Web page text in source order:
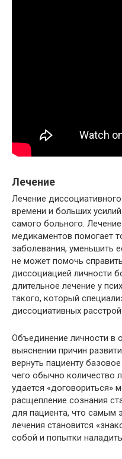
Лечение
Лечение
времени и больших
самого больного.
медикаментов помогает
заболевания, уменьшить
не может помочь
диссоциацией личности
длительное лечение у
такого, который
диссоциативных
Объединение личности в
выяснении причин
вернуть пациенту
чего обычно количество
удается «договориться»
расщепление сознания
для пациента, что
лечения становится
собой и попытки